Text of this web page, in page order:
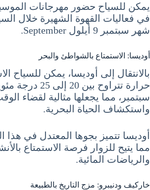
يمكن للسياح حضور مهرجانات
في فعاليات القهوة الشهيرة خلال
شهر سبتمبر 9 أيلول September.
أوديسا: الاستمتاع بالشواطئ والبحر
بالانتقال إلى أوديسا، يمكن للسياح
حرارة تتراوح بين
سبتمبر، مما يجعلها مثالية لقضاء
واستكشاف الحياة البحرية.
أوديسا تتميز بجوها المعتدل في هذا
مما يتيح للزوار فرصة الاستمتاع
والرياضات المائية.
خاركيف ودنيبرو: مزج التاريخ بالطبيعة